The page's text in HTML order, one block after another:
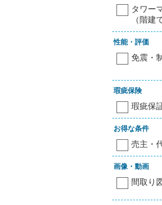
タワー
（階建
性能・評価
免震・
瑕疵保険
瑕疵保
お得な条件
売主・
画像・動画
間取り